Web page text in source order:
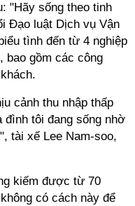
"Hãy sống theo tinh
Đạo luật Dịch vụ Vận
tình đến từ 4 nghiệp
bao gồm các công
cảnh thu nhập thấp
đình tôi đang sống nhờ
tài xế Lee Nam-soo,
kiếm được từ 70
có cách này để